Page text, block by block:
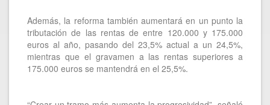
Además, la reforma también aumentará en un punto la
tributación de las rentas de entre 120.000 y 175.000
euros al año, pasando del 23,5% actual a un 24,5%,
mientras que el gravamen a las rentas superiores a
175.000 euros se mantendrá en el 25,5%.